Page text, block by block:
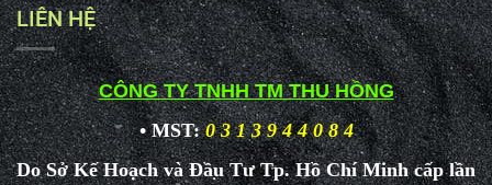
LIÊN HỆ
CÔNG TY TNHH TM THU HỒNG
• MST: 0 3 1 3 9 4 4 0 8 4
Do Sở Kế Hoạch và Đầu Tư Tp. Hồ Chí Minh cấp lần